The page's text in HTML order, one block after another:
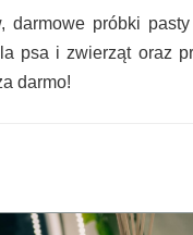
darmowe próbki
psa i zwierząt oraz
darmo!